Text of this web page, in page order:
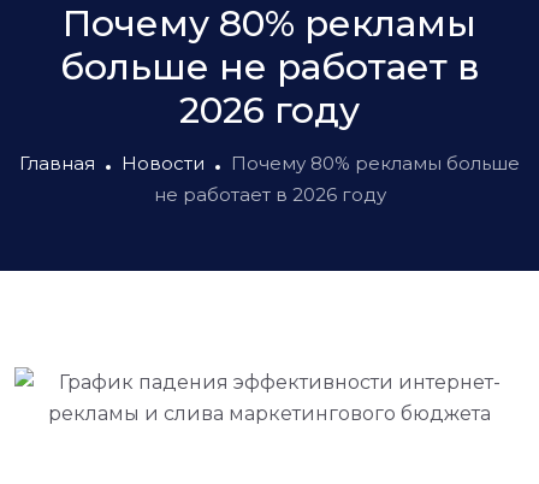
Почему 80% рекламы
больше не работает в
2026 году
Главная Новости
Почему 80% рекламы больше
не работает в 2026 году